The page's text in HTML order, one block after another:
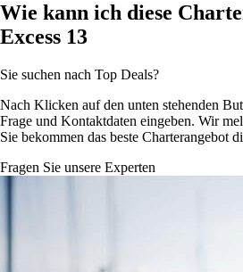
Wie kann ich diese
Excess 13
Sie suchen nach Top Deals?
Nach Klicken auf den unten stehenden
Frage und Kontaktdaten eingeben. Wir
Sie bekommen das beste Charterangebot
Fragen Sie unsere Experten